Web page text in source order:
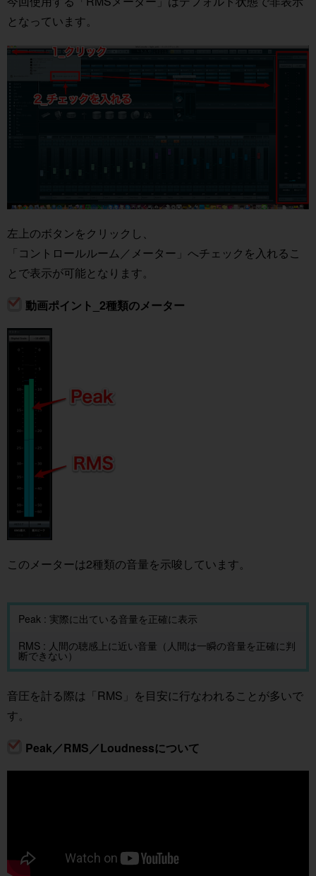
となっています。
左上のボタンをクリックし、
「コントロールルーム／メーター」へチェックを入れるこ
とで表示が可能となります。
動画ポイント_2種類のメーター
このメーターは2種類の音量を示唆しています。
Peak : 実際に出ている音量を正確に表示
RMS : 人間の聴感上に近い音量（人間は一瞬の音量を正確に判
断できない）
音圧を計る際は「RMS」を目安に行なわれることが多いで
す。
Peak／RMS／Loudnessについて